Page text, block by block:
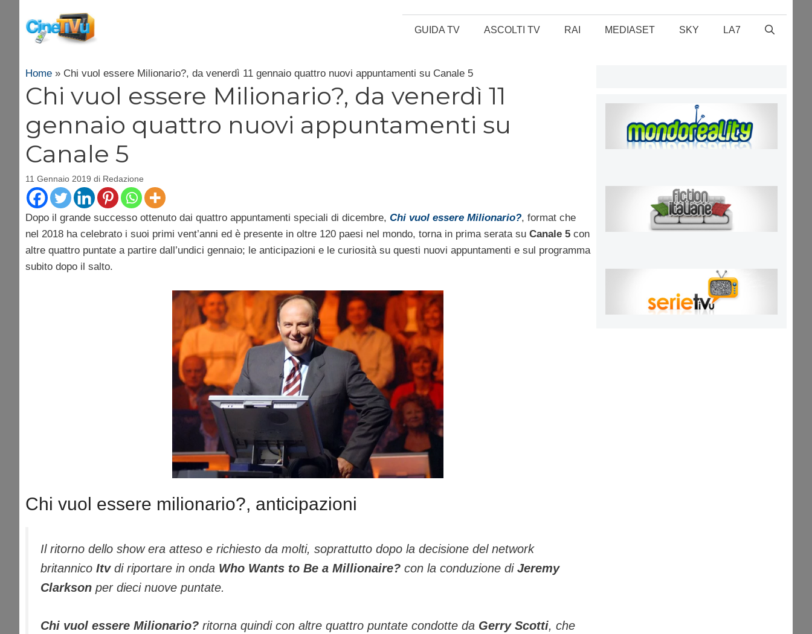
contenuto
GUIDA TV ASCOLTI TV RAI MEDIASET SKY LA7
Home » Chi vuol essere Milionario?, da venerdì 11 gennaio quattro nuovi appuntamenti su Canale 5
Chi vuol essere Milionario?, da venerdì 11
gennaio quattro nuovi appuntamenti su
Canale 5
11 Gennaio 2019 di Redazione
Dopo il grande successo ottenuto dai quattro appuntamenti speciali di dicembre, Chi vuol essere Milionario?, format che
nel 2018 ha celebrato i suoi primi vent’anni ed è presente in oltre 120 paesi nel mondo, torna in prima serata su Canale 5 con
altre quattro puntate a partire dall’undici gennaio; le anticipazioni e le curiosità su questi nuovi appuntamenti e sul programma
subito dopo il salto.
Chi vuol essere milionario?, anticipazioni
Il ritorno dello show era atteso e richiesto da molti, soprattutto dopo la decisione del network
britannico Itvdi riportare in onda Who Wants to Be a Millionaire? con la conduzione di Jeremy
Clarkson per dieci nuove puntate.
Chi vuol essere Milionario? ritorna quindi con altre quattro puntate condotte da Gerry Scotti, che